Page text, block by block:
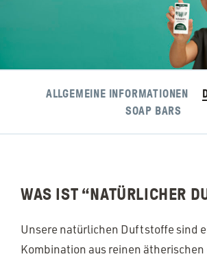
ALLGEMEINE INFORMATIONEN
SOAP BARS
WAS IST “NATÜRLICHER
Unsere natürlichen Duftstoffe sind
Kombination aus reinen ätherischen